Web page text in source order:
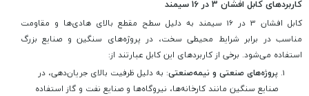
کاربردهای کابل افشان 3 در 16 سیمند
کابل افشان 3 در 16 سیمند به دلیل سطح مقطع بالای هادی‌ها و مقاومت
مناسب در برابر شرایط محیطی سخت، در پروژه‌های سنگین و صنایع بزرگ
استفاده می‌شود. برخی از کاربردهای این کابل عبارتند از:
پروژه‌های صنعتی و نیمه‌صنعتی: به دلیل ظرفیت بالای جریان‌دهی، در
صنایع سنگین مانند کارخانه‌ها، نیروگاه‌ها و صنایع نفت و گاز استفاده